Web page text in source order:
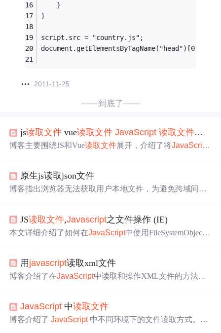
	}
}
script.src = "country.js";
2011-11-25
——到底了——
js读取文件 vue读取文件 JavaScript 读取文件解析
博客主要围绕JS和Vue读取文件展开，介绍了将JavaScript
原生js读取json文件
博客指出浏览器无法获取用户本地文件，为避免跨域问
读取，也可用Ajax读取。
JS读取文件,Javascript之文件操作 (IE)
本文详细介绍了如何在JavaScript中使用FileSystemObject
文件、读取文件内容、获取驱动器信息和文件属性等功
能。
用 javascript读取xml文件
博客介绍了在JavaScript中读取和操作XML文件的方法。
通过DOM或JavaScript对象操作XML数据。
JavaScript 中读取文件
博客介绍了JavaScript中不同环境下的文件读取方式。在